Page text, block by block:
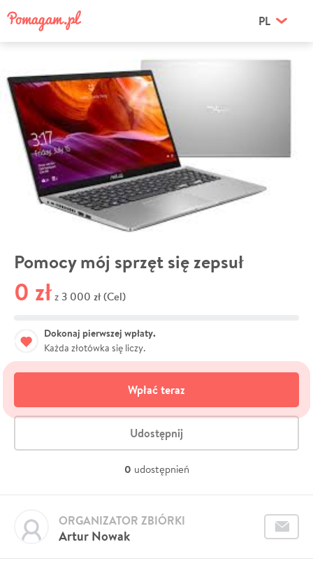
PL
Pomocy mój sprzęt się zepsuł
0 zł z 3 000 zł (Cel)
Dokonaj pierwszej wpłaty.
Każda złotówka się liczy.
Wpłać teraz
Udostępnij
0 udostępnień
Artur Nowak
ORGANIZATOR ZBIÓRKI